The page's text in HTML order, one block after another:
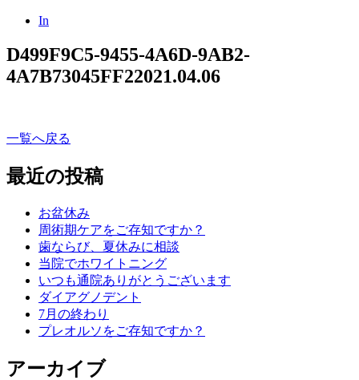
In
D499F9C5-9455-4A6D-9AB2-
4A7B73045FF22021.04.06
一覧へ戻る
最近の投稿
お盆休み
周術期ケアをご存知ですか？
歯ならび、夏休みに相談
当院でホワイトニング
いつも通院ありがとうございます
ダイアグノデント
7月の終わり
プレオルソをご存知ですか？
アーカイブ